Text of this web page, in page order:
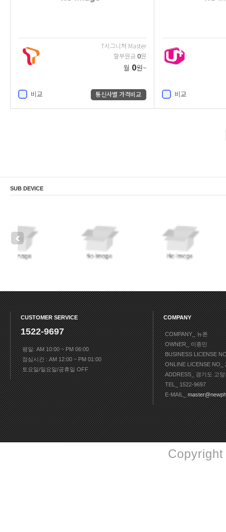
T시그니처 Master
할부원금0원
월 0원~
비교 통신사별 가격비교 비교
SUB DEVICE
CUSTOMER SERVICE
1522-9697
평일: AM 10:00 ~ PM 06:00
점심시간 : AM 12:00 ~ PM 01:00
토요일/일요일/공휴일 OFF
COMPANY
COMPANY_ 뉴폰
OWNER_ 이종민
BUSINESS LICENSE
ONLINE LICENSE NO_
ADDRESS_ 경기도 고
TEL_ 1522-9697
E-MAIL_